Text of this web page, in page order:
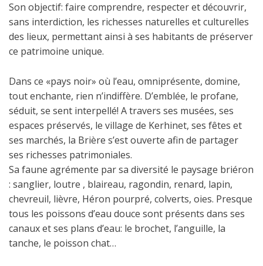
Son objectif: faire comprendre, respecter et découvrir,
sans interdiction, les richesses naturelles et culturelles
des lieux, permettant ainsi à ses habitants de préser­ver
ce patrimoine unique.
Dans ce «pays noir» où l’eau, omniprésente, domine,
tout enchante, rien n’indiffère. D’emblée, le profane,
séduit, se sent interpellé! A travers ses musées, ses
espaces préservés, le village de Kerhinet, ses fêtes et
ses marchés, la Brière s’est ouverte afin de partager
ses richesses patrimoniales.
Sa faune agrémente par sa diversité le paysage briéron
: sanglier, loutre , blaireau, ragondin, renard, lapin,
chevreuil, lièvre, Héron pourpré, colverts, oies. Presque
tous les poissons d’eau douce sont présents dans ses
canaux et ses plans d’eau: le brochet, l’anguille, la
tanche, le poisson chat…